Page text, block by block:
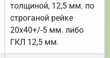
толщиной, 12,5 мм. по
строганой рейке
20х40+/-5 мм. либо
ГКЛ 12,5 мм.